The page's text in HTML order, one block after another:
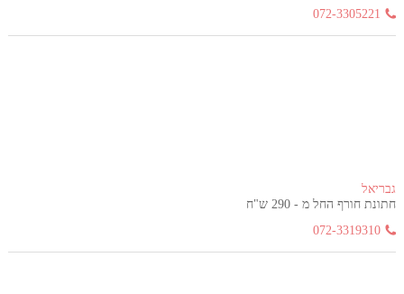
072-3305221
גבריאל
חתונת חורף החל מ - 290 ש"ח
072-3319310